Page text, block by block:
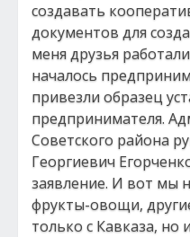
создавать
документов для
меня друзья
началось
привезли образец
предпринимателя.
Советского района
Георгиевич
заявление. И вот мы
фрукты-овощи,
только с Кавказа, но